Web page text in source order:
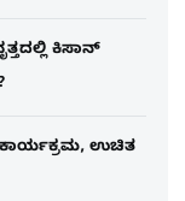
ಕಿಸಾನ್
ಕಾರ್ಯಕ್ರಮ, ಉಚಿತ